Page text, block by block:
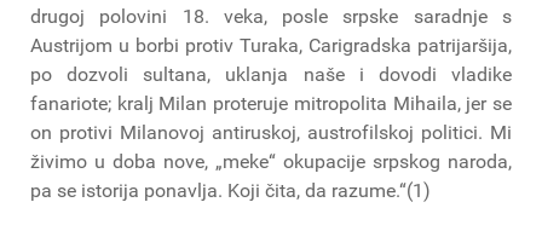
drugoj polovini 18. veka, posle srpske saradnje s
Austrijom u borbi protiv Turaka, Carigradska patrijaršija,
po dozvoli sultana, uklanja naše i dovodi vladike
fanariote; kralj Milan proteruje mitropolita Mihaila, jer se
on protivi Milanovoj antiruskoj, austrofilskoj politici. Mi
živimo u doba nove, „meke“ okupacije srpskog naroda,
pa se istorija ponavlja. Koji čita, da razume.“(1)